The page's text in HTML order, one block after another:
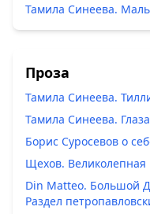
Тамила Синеева.
Проза
Тамила Синеева.
Тамила Синеева.
Борис Суросевов о
Щехов. Великолепная
Din Matteo. Большой
Раздел